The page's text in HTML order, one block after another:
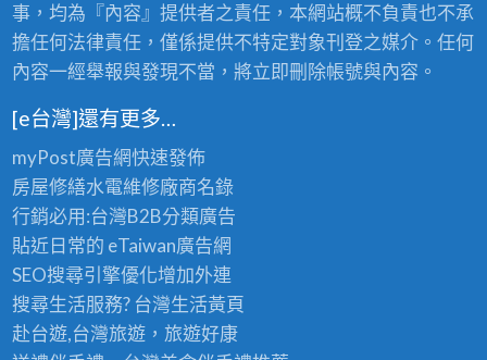
事，均為『內容』提供者之責任，本網站概不負責也不承
擔任何法律責任，僅係提供不特定對象刊登之媒介。任何
內容一經舉報與發現不當，將立即刪除帳號與內容。
[e台灣]還有更多…
myPost廣告網快速發佈
房屋修繕水電維修廠商名錄
行銷必用:台灣B2B分類廣告
貼近日常的 eTaiwan廣告網
SEO搜尋引擎優化增加外連
搜尋生活服務? 台灣生活黃頁
赴台遊,台灣旅遊，旅遊好康